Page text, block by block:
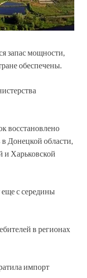
запас мощности,
обеспечены.
восстановлено
Донецкой области,
и Харьковской
еще с середины
в регионах
импорт